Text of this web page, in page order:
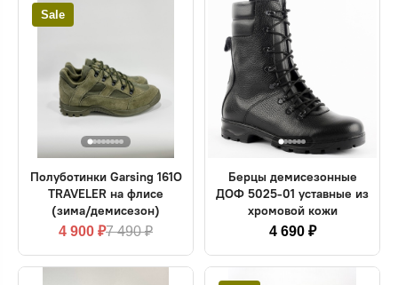
Sale
Полуботинки Garsing 161О
TRAVELER на флисе
(зима/демисезон)
4 900 ₽7 490 ₽
Берцы демисезонные
ДОФ 5025-01 уставные из
хромовой кожи
4 690 ₽